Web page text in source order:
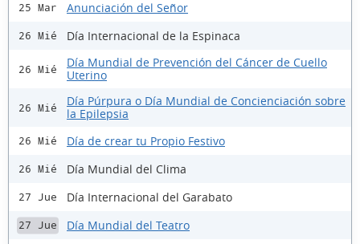
25 Mar Anunciación del Señor
26 Mié Día Internacional de la Espinaca
26 Mié
Día Mundial de Prevención del Cáncer de Cuello
Uterino
26 Mié
Día Púrpura o Día Mundial de Concienciación sobre
la Epilepsia
26 Mié Día de crear tu Propio Festivo
26 Mié Día Mundial del Clima
27 Jue Día Internacional del Garabato
27 Jue Día Mundial del Teatro